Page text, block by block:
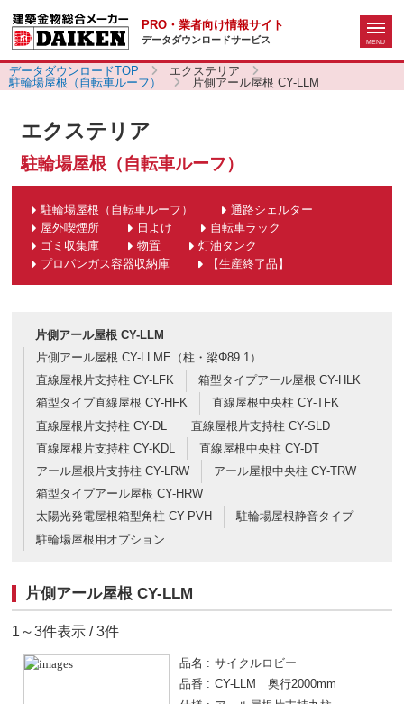
PRO・業者向け情報サイト
データダウンロードサービス
データダウンロードTOP
エクステリア
駐輪場屋根（自転車ルーフ）
片側アール屋根 CY-LLM
エクステリア
駐輪場屋根（自転車ルーフ）
駐輪場屋根（自転車ルーフ）
通路シェルター
屋外喫煙所
日よけ
自転車ラック
ゴミ収集庫
物置
灯油タンク
プロパンガス容器収納庫
【生産終了品】
片側アール屋根 CY-LLM
片側アール屋根 CY-LLME（柱・梁Φ89.1）
直線屋根片支持柱 CY-LFK
箱型タイプアール屋根 CY-HLK
箱型タイプ直線屋根 CY-HFK
直線屋根中央柱 CY-TFK
直線屋根片支持柱 CY-DL
直線屋根片支持柱 CY-SLD
直線屋根片支持柱 CY-KDL
直線屋根中央柱 CY-DT
アール屋根片支持柱 CY-LRW
アール屋根中央柱 CY-TRW
箱型タイプアール屋根 CY-HRW
太陽光発電屋根箱型角柱 CY-PVH
駐輪場屋根静音タイプ
駐輪場屋根用オプション
片側アール屋根 CY-LLM
1～3件表示 / 3件
品名
サイクルロビー
品番
CY-LLM 奥行2000mm